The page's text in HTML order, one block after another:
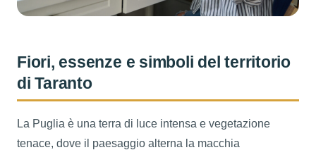
Fiori, essenze e simboli del territorio
di Taranto
La Puglia è una terra di luce intensa e vegetazione
tenace, dove il paesaggio alterna la macchia